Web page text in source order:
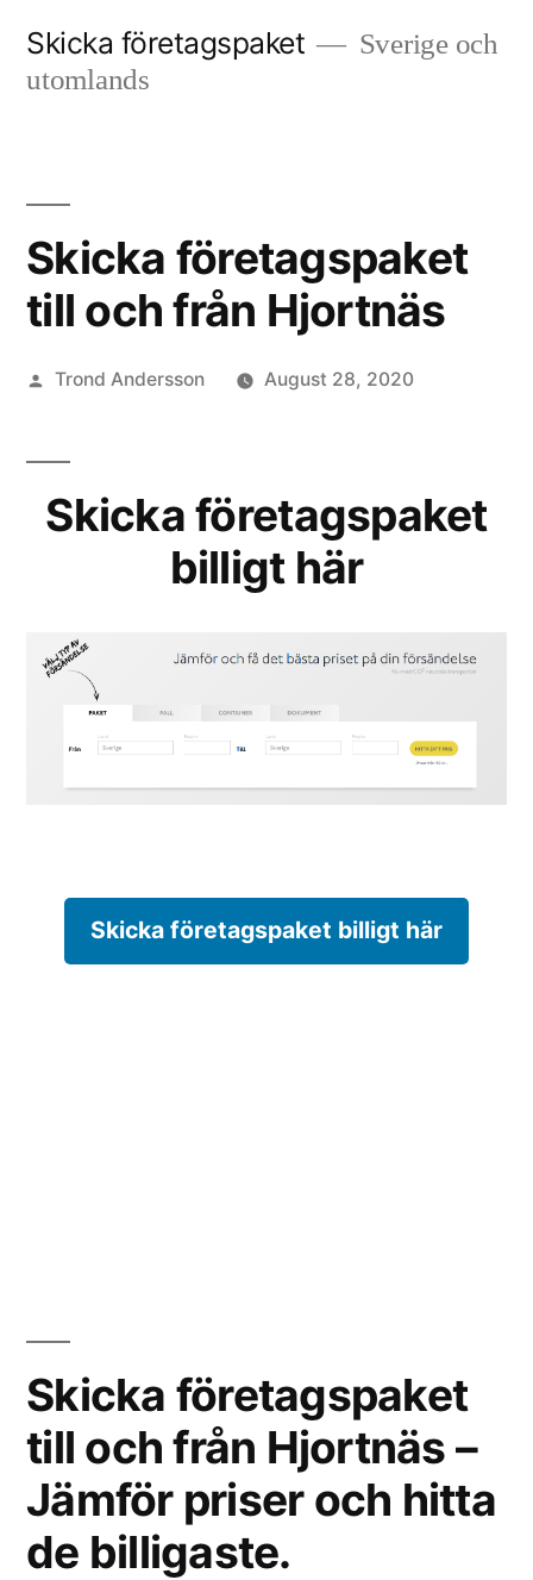
Skicka företagspaket
Sverige och
utomlands
Skicka företagspaket
till och från Hjortnäs
Posted
Trond Andersson August 28, 2020
Skicka företagspaket
billigt här
Skicka företagspaket billigt här
Skicka företagspaket
till och från Hjortnäs –
Jämför priser och hitta
de billigaste.